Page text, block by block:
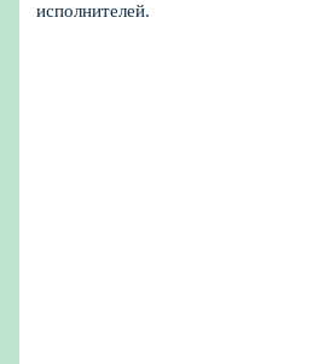
исполнителей.